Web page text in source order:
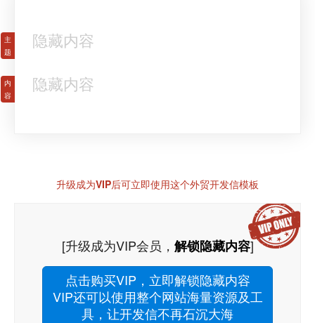
隐藏内容
隐藏内容
升级成为VIP后可立即使用这个外贸开发信模板
[升级成为VIP会员， 解锁隐藏内容]
点击购买VIP，立即解锁隐藏内容
VIP还可以使用整个网站海量资源及工
具，让开发信不再石沉大海